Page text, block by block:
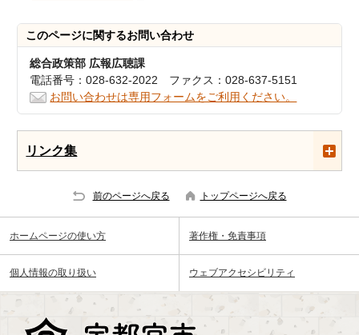
このページに関するお問い合わせ
総合政策部 広報広聴課
電話番号：028-632-2022 ファクス：028-637-5151
お問い合わせは専用フォームをご利用ください。
リンク集
前のページへ戻る トップページへ戻る
ホームページの使い方 著作権・免責事項
個人情報の取り扱い ウェブアクセシビリティ